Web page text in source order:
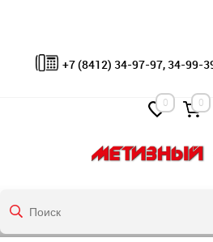
+7 (8412) 34-97-97, 34-99-
0 0